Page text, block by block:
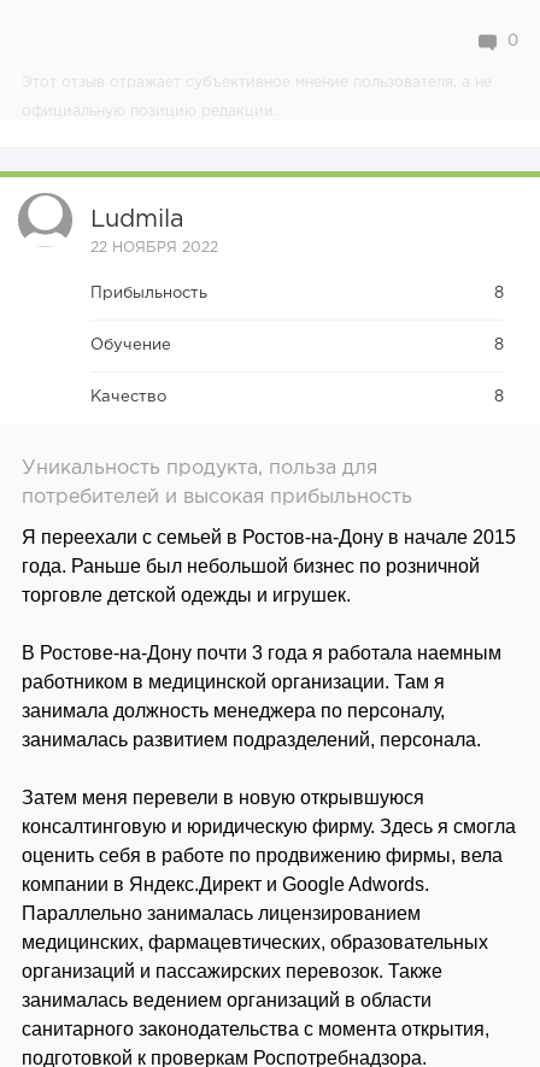
0
Этот отзыв отражает субъективное мнение пользователя, а не
официальную позицию редакции.
Ludmila
22 НОЯБРЯ 2022
Прибыльность 8
Обучение 8
Качество 8
Уникальность продукта, польза для
потребителей и высокая прибыльность
Я переехали с семьей в Ростов-на-Дону в начале 2015
года. Раньше был небольшой бизнес по розничной
торговле детской одежды и игрушек.
В Ростове-на-Дону почти 3 года я работала наемным
работником в медицинской организации. Там я
занимала должность менеджера по персоналу,
занималась развитием подразделений, персонала.
Затем меня перевели в новую открывшуюся
консалтинговую и юридическую фирму. Здесь я смогла
оценить себя в работе по продвижению фирмы, вела
компании в Яндекс.Директ и Google Adwords.
Параллельно занималась лицензированием
медицинских, фармацевтических, образовательных
организаций и пассажирских перевозок. Также
занималась ведением организаций в области
санитарного законодательства с момента открытия,
подготовкой к проверкам Роспотребнадзора.